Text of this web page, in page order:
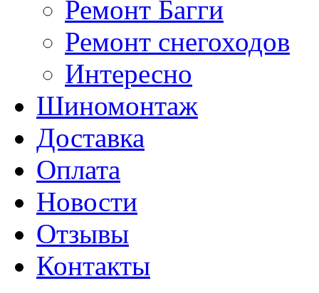
Ремонт Багги
Ремонт снегоходов
Интересно
Шиномонтаж
Доставка
Оплата
Новости
Отзывы
Контакты